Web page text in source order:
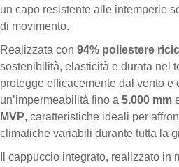
un capo resistente alle intemperie
di movimento.
Realizzata con 94% poliestere
sostenibilità, elasticità e durata nel
protegge efficacemente dal vento
un’impermeabilità fino a 5.000 mm
MVP, caratteristiche ideali per
climatiche variabili durante tutta la
Il cappuccio integrato, realizzato in